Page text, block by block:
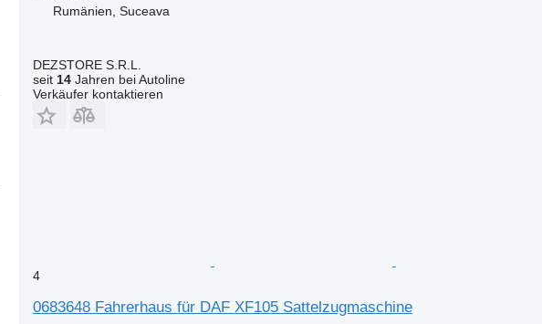
Rumänien, Suceava
DEZSTORE S.R.L.
seit 14Jahren bei Autoline
Verkäufer kontaktieren
4
0683648 Fahrerhaus für DAF XF105 Sattelzugmaschine